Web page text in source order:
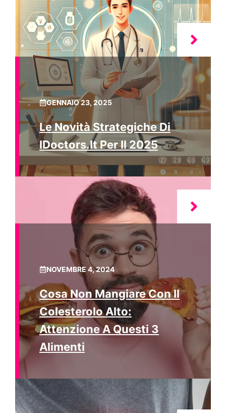
GENNAIO 23, 2025
Le Novità Strategiche Di
IDoctors.it Per Il 2025
NOVEMBRE 4, 2024
Cosa Non Mangiare Con Il
Colesterolo Alto:
Attenzione A Questi 3
Alimenti